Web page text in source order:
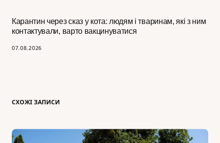
Карантин через сказ у кота: людям і тваринам, які з ним
контактували, варто вакцинуватися
07.08.2026
СХОЖІ ЗАПИСИ